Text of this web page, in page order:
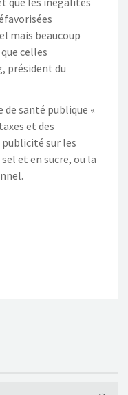
mais beaucoup
celles
président du
de santé publique «
et des
sur les
et en sucre, ou la